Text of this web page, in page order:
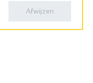
Afwijzen